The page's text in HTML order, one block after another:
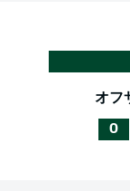
オフ
0